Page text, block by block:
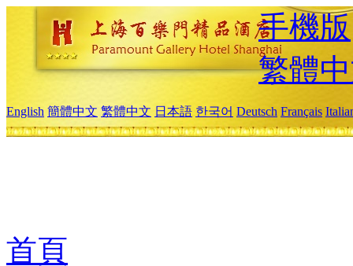
手機版
繁體
English 簡體中文 繁體中文 日本語 한국어 Deutsch Français
首頁